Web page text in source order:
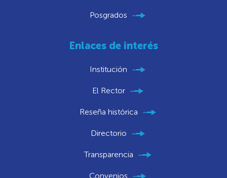
Posgrados
Enlaces de interés
Institución
El Rector
Reseña histórica
Directorio
Transparencia
Convenios